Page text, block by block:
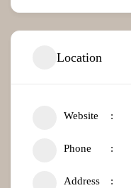
Location
Website
Phone
Address